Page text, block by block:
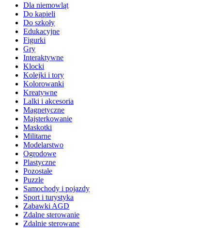
Dla niemowląt
Do kąpieli
Do szkoły
Edukacyjne
Figurki
Gry
Interaktywne
Klocki
Kolejki i tory
Kolorowanki
Kreatywne
Lalki i akcesoria
Magnetyczne
Majsterkowanie
Maskotki
Militarne
Modelarstwo
Ogrodowe
Plastyczne
Pozostałe
Puzzle
Samochody i pojazdy
Sport i turystyka
Zabawki AGD
Zdalne sterowanie
Zdalnie sterowane